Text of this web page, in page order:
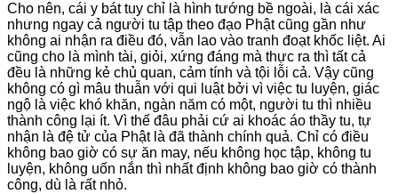
Cho nên, cái y bát tuy chỉ là hình tướng bề ngoài, là cái xác
nhưng ngay cả người tu tập theo đạo Phật cũng gần như
không ai nhận ra điều đó, vẫn lao vào tranh đoạt khốc liệt. Ai
cũng cho là mình tài, giỏi, xứng đáng mà thực ra thì tất cả
đều là những kẻ chủ quan, cảm tính và tội lỗi cả. Vậy cũng
không có gì mâu thuẫn với qui luật bởi vì việc tu luyện, giác
ngộ là việc khó khăn, ngàn năm có một, người tu thì nhiều
thành công lại ít. Vì thế đâu phải cứ ai khoác áo thầy tu, tự
nhận là đệ tử của Phật là đã thành chính quả. Chỉ có điều
không bao giờ có sự ăn may, nếu không học tập, không tu
luyện, không uốn nắn thì nhất định không bao giờ có thành
công, dù là rất nhỏ.